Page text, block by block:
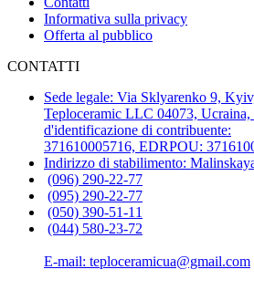
Informativa sulla privacy
Offerta al pubblico
CONTATTI
Sede legale: Via Sklyarenko 9,
Teploceramic LLС 04073, Ucraina,
d'identificazione di contribuente:
371610005716, EDRPOU:
Indirizzo di stabilimento:
(096) 290-22-77
(095) 290-22-77
(050) 390-51-11
(044) 580-23-72
E-mail: teploceramicua@gmail.com